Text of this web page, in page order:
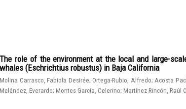
The role of the environment at the local and large-
whales (Eschrichtius robustus) in Baja California
Molina Carrasco, Fabiola Desirée;Ortega-Rubio, Alfredo; Acosta
Meléndez, Everardo;Montes García, Celerino;Martínez Rincón, Raúl O.